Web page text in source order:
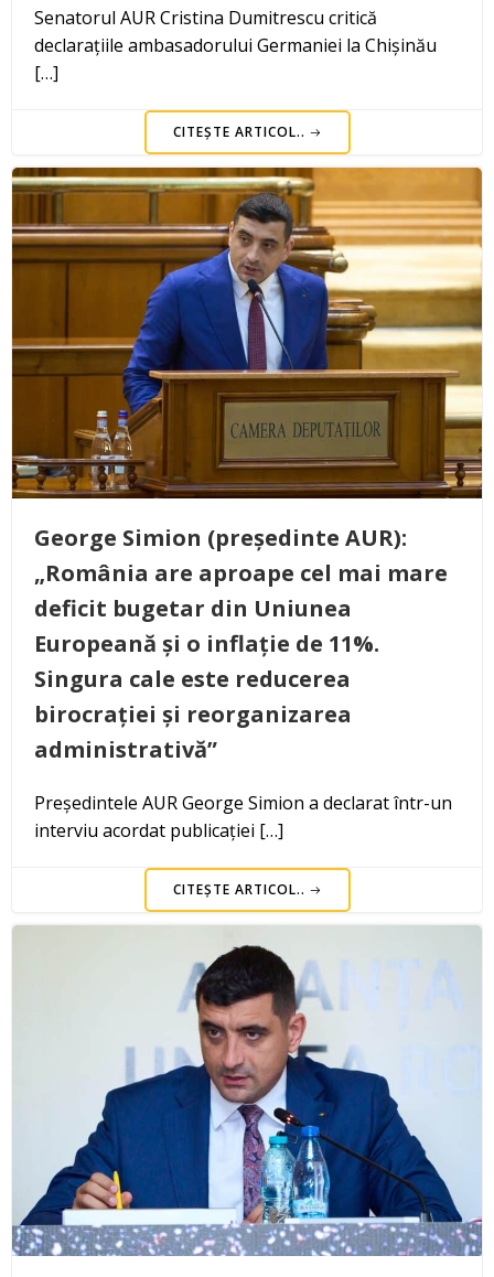
Senatorul AUR Cristina Dumitrescu critică
declarațiile ambasadorului Germaniei la Chișinău
[…]
CITEȘTE ARTICOL..
George Simion (președinte AUR):
„România are aproape cel mai mare
deficit bugetar din Uniunea
Europeană și o inflație de 11%.
Singura cale este reducerea
birocrației și reorganizarea
administrativă”
Președintele AUR George Simion a declarat într-un
interviu acordat publicației […]
CITEȘTE ARTICOL..